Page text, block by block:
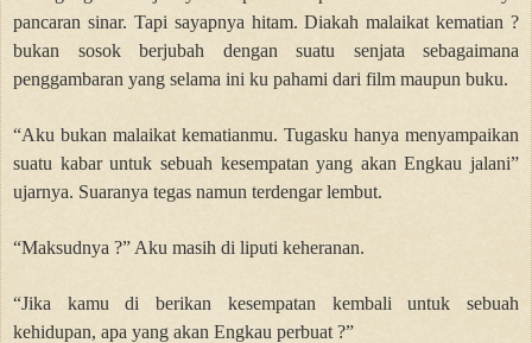
pancaran sinar. Tapi sayapnya hitam. Diakah malaikat kematian ?
bukan sosok berjubah dengan suatu senjata sebagaimana
penggambaran yang selama ini ku pahami dari film maupun buku.
“Aku bukan malaikat kematianmu. Tugasku hanya menyampaikan
suatu kabar untuk sebuah kesempatan yang akan Engkau jalani”
ujarnya. Suaranya tegas namun terdengar lembut.
“Maksudnya ?” Aku masih di liputi keheranan.
“Jika kamu di berikan kesempatan kembali untuk sebuah
kehidupan, apa yang akan Engkau perbuat ?”